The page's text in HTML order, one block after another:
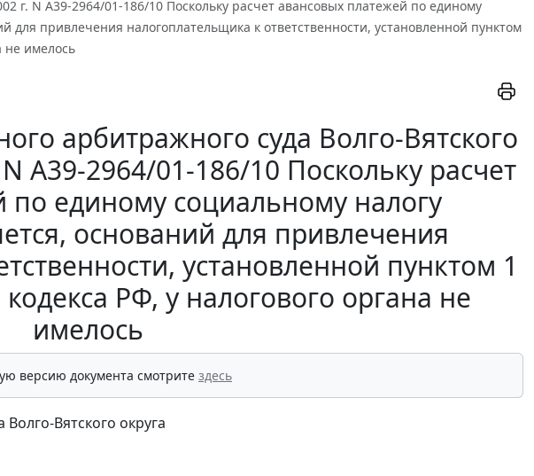
г. N А39-2964/01-186/10 Поскольку расчет авансовых платежей по единому
для привлечения налогоплательщика к ответственности, установленной пунктом
не имелось
арбитражного суда Волго-Вятского
А39-2964/01-186/10 Поскольку расчет
по единому социальному налогу
оснований для привлечения
установленной пунктом 1
РФ, у налогового органа не
имелось
версию документа смотрите здесь
Вятского округа